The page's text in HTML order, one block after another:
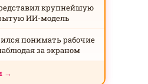
крупнейшую
ИИ-модель
понимать рабочие
за экраном
→